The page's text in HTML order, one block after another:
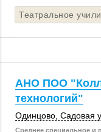
Театральное
АНО ПОО
технологий"
Одинцово Садовая
Среднее специальное и